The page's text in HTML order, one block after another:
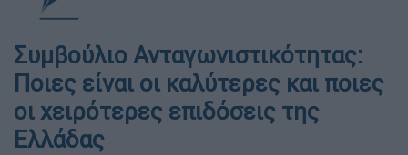
Συμβούλιο Ανταγωνιστικότητας:
Ποιες είναι οι καλύτερες και ποιες
οι χειρότερες επιδόσεις της
Ελλάδας